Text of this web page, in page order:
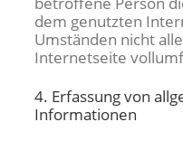
dem genutzten
Umständen nicht
Internetseite
4. Erfassung von
Informationen